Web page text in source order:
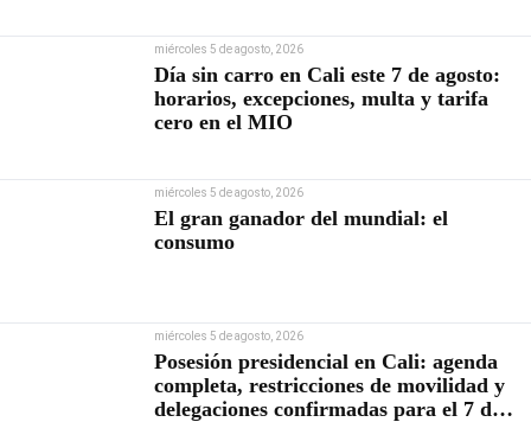
miércoles 5 de agosto, 2026
Día sin carro en Cali este 7 de agosto:
horarios, excepciones, multa y tarifa
cero en el MIO
miércoles 5 de agosto, 2026
El gran ganador del mundial: el
consumo
miércoles 5 de agosto, 2026
Posesión presidencial en Cali: agenda
completa, restricciones de movilidad y
delegaciones confirmadas para el 7 de